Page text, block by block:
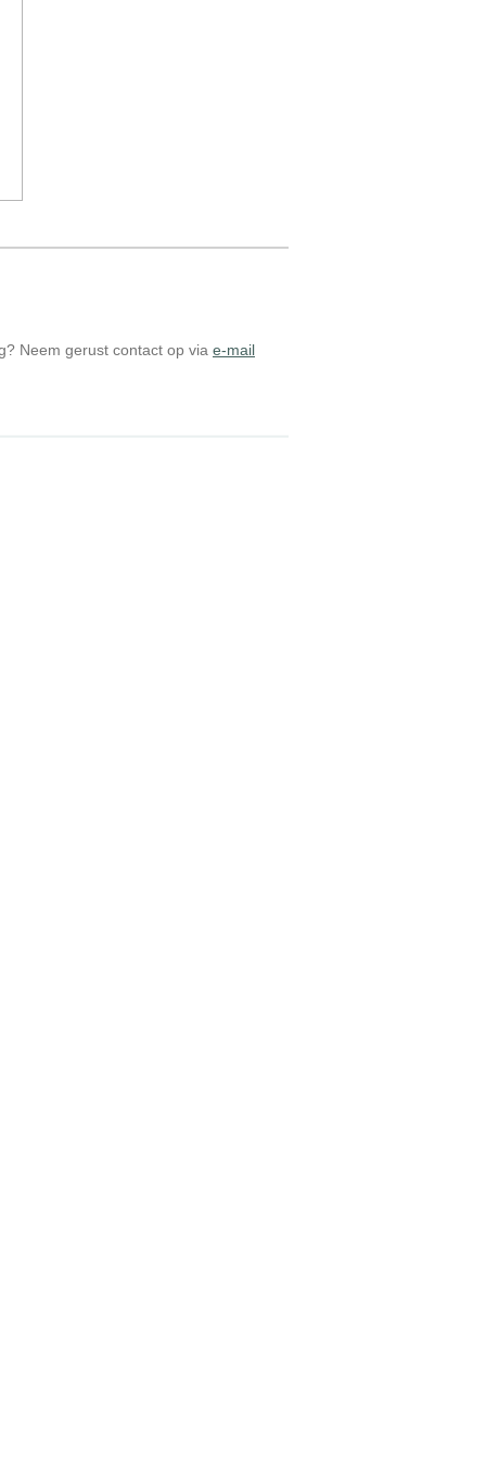
Neem gerust contact op via e-mail